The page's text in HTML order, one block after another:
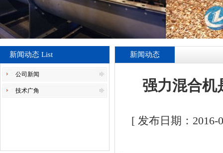
新闻动态 List
公司新闻
技术广角
新闻动态
强力混合机
[ 发布日期：2016-